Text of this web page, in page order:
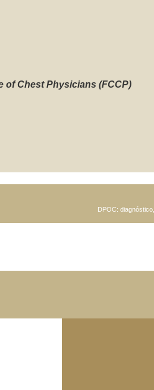
of Chest Physicians (FCCP)
DPOC: